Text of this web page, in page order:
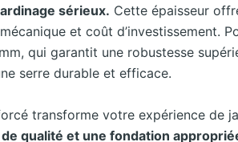
sérieux. Cette épaisseur
et coût d’investissement.
qui garantit une robustesse
serre durable et efficace.
transforme votre expérience de
qualité et une fondation